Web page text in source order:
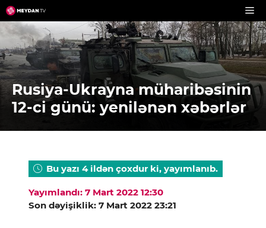
Skip
to
content
Rusiya-Ukrayna müharibəsinin
12-ci günü: yenilənən xəbərlər
Bu yazı 4 ildən çoxdur ki, yayımlanıb.
Yayımlandı: 7 Mart 2022 12:30
Son dəyişiklik: 7 Mart 2022 23:21